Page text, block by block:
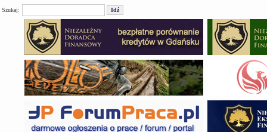
Szukaj: